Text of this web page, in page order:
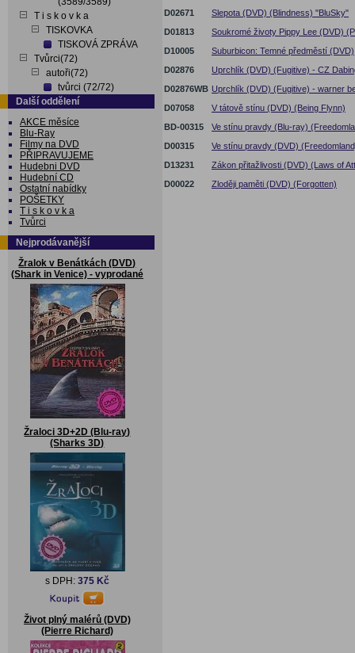
T i s k o v k a
TISKOVKA
TISKOVÁ ZPRÁVA
Tvůrci(72)
autoři(72)
tvůrci (72/72)
Další oddělení
AKCE měsíce
Blu-Ray
Filmy na DVD
PŘIPRAVUJEME
Hudebni DVD
Hudební CD
Ostatní nabídky
POŠETKY
T i s k o v k a
Tvůrci
Nejprodávanější
Žralok v Benátkách (DVD)
(Shark in Venice) - vyprodané
Žraloci 3D+2D (Blu-ray)
(Sharks 3D)
s DPH: 375 Kč
Život plný malérů (DVD)
(Pierre Richard)
D02671
Slepota (DVD) (Blindness) "BluSky"
D01813
Soukromé životy Pippy Lee (DVD)
D10005
Suburbicon: Temné předměstí (DVD)
D02876
Uprchlík (DVD) (Fugitive) - CZ
D02876WB Uprchlík (DVD) (Fugitive) - warner
D07058
V tátově stínu (DVD) (Being Flynn)
BD-00315
Ve stínu pravdy (Blu-ray)
D00315
Ve stínu pravdy (DVD)
D13231
Zákon přitažlivosti (DVD) (Laws of
D00022
Zloději paměti (DVD) (Forgotten)